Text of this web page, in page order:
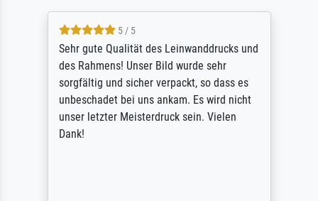
5 / 5
Sehr gute Qualität des Leinwanddrucks und
des Rahmens! Unser Bild wurde sehr
sorgfältig und sicher verpackt, so dass es
unbeschadet bei uns ankam. Es wird nicht
unser letzter Meisterdruck sein. Vielen
Dank!